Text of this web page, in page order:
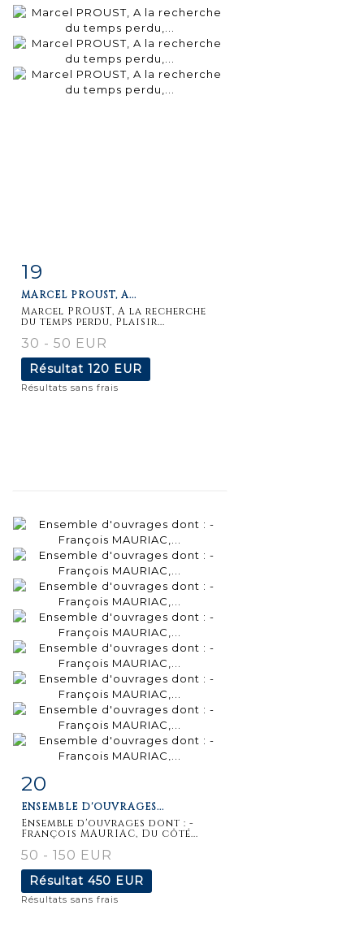
19
MARCEL PROUST, A...
Marcel PROUST, A la recherche
du temps perdu, Plaisir...
30 - 50 EUR
Résultat 120 EUR
Résultats sans frais
détaillée
20
ENSEMBLE D'OUVRAGES...
Ensemble d'ouvrages dont : -
François MAURIAC, Du côté...
50 - 150 EUR
Résultat 450 EUR
Résultats sans frais